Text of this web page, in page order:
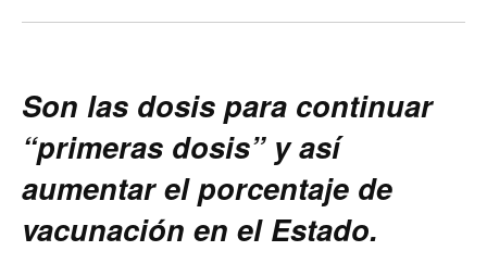
Son las dosis para continuar
“primeras dosis” y así
aumentar el porcentaje de
vacunación en el Estado.